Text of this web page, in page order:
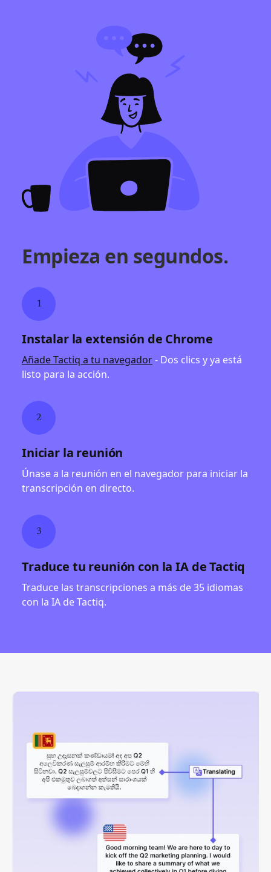
Empieza en segundos.
1
Instalar la extensión de Chrome
Añade Tactiq a tu navegador- Dos clics y ya está
listo para la acción.
2
Iniciar la reunión
Únase a la reunión en el navegador para iniciar la
transcripción en directo.
3
Traduce tu reunión con la IA de Tactiq
Traduce las transcripciones a más de 35 idiomas
con la IA de Tactiq.